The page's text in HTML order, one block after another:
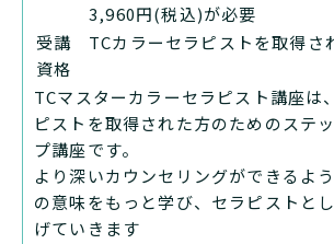
3,960円(税込)が必要
受講
資格
TCカラーセラピストを取得さ
TCマスターカラーセラピスト講座は
ピストを取得された方のためのステ
プ講座です。
より深いカウンセリングができるよ
の意味をもっと学び、セラピストと
げていきます